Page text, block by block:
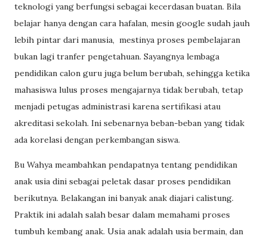
teknologi yang berfungsi sebagai kecerdasan buatan. Bila
belajar hanya dengan cara hafalan, mesin google sudah jauh
lebih pintar dari manusia, mestinya proses pembelajaran
bukan lagi tranfer pengetahuan. Sayangnya lembaga
pendidikan calon guru juga belum berubah, sehingga ketika
mahasiswa lulus proses mengajarnya tidak berubah, tetap
menjadi petugas administrasi karena sertifikasi atau
akreditasi sekolah. Ini sebenarnya beban-beban yang tidak
ada korelasi dengan perkembangan siswa.
Bu Wahya meambahkan pendapatnya tentang pendidikan
anak usia dini sebagai peletak dasar proses pendidikan
berikutnya. Belakangan ini banyak anak diajari calistung.
Praktik ini adalah salah besar dalam memahami proses
tumbuh kembang anak. Usia anak adalah usia bermain, dan